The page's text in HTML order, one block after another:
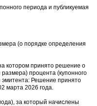
периода и публикуемая
(о порядке определения
котором принято решение о
процента (купонного
эмитента: Решение принято
марта 2026 года.
за который начислены